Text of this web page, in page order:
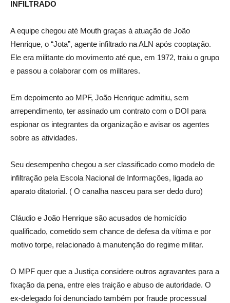
INFILTRADO
A equipe chegou até Mouth graças à atuação de João
Henrique, o “Jota”, agente infiltrado na ALN após cooptação.
Ele era militante do movimento até que, em 1972, traiu o grupo
e passou a colaborar com os militares.
Em depoimento ao MPF, João Henrique admitiu, sem
arrependimento, ter assinado um contrato com o DOI para
espionar os integrantes da organização e avisar os agentes
sobre as atividades.
Seu desempenho chegou a ser classificado como modelo de
infiltração pela Escola Nacional de Informações, ligada ao
aparato ditatorial. ( O canalha nasceu para ser dedo duro)
Cláudio e João Henrique são acusados de homicídio
qualificado, cometido sem chance de defesa da vítima e por
motivo torpe, relacionado à manutenção do regime militar.
O MPF quer que a Justiça considere outros agravantes para a
fixação da pena, entre eles traição e abuso de autoridade. O
ex-delegado foi denunciado também por fraude processual